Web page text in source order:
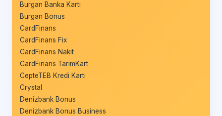
Burgan Banka Kartı
Burgan Bonus
CardFinans
CardFinans Fix
CardFinans Nakit
CardFinans TarımKart
CepteTEB Kredi Kartı
Crystal
Denizbank Bonus
Denizbank Bonus Business